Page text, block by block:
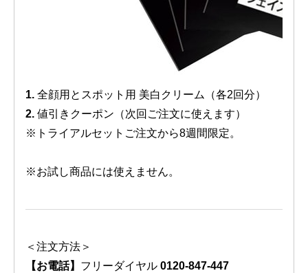
1. 全顔用とスポット用 美白クリーム（各2回分）
2. 値引きクーポン（次回ご注文に使えます）
※トライアルセットご注文から8週間限定。
※お試し商品には使えません。
＜注文方法＞
【お電話】 フリーダイヤル 0120-847-447